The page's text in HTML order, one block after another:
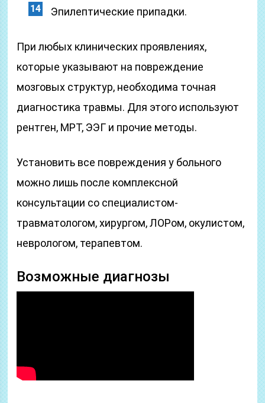
Эпилептические припадки.
При любых клинических проявлениях,
которые указывают на повреждение
мозговых структур, необходима точная
диагностика травмы. Для этого используют
рентген, МРТ, ЭЭГ и прочие методы.
Установить все повреждения у больного
можно лишь после комплексной
консультации со специалистом-
травматологом, хирургом, ЛОРом, окулистом,
неврологом, терапевтом.
Возможные диагнозы